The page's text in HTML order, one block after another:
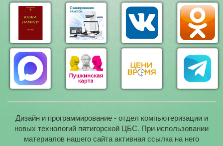
Дизайн и программирование - отдел компьютеризации и
новых технологий пятигорской ЦБС. При использовании
материалов нашего сайта активная ссылка на него